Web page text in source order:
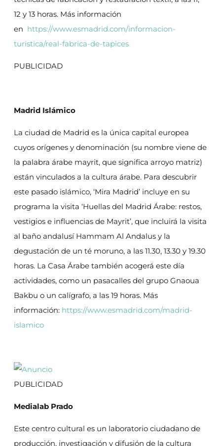
12 y 13 horas. Más información
en https://www.esmadrid.com/informacion-
turistica/real-fabrica-de-tapices
PUBLICIDAD
Madrid Islámico
La ciudad de Madrid es la única capital europea
cuyos orígenes y denominación (su nombre viene de
la palabra árabe mayrit, que significa arroyo matriz)
están vinculados a la cultura árabe. Para descubrir
este pasado islámico, ‘Mira Madrid’ incluye en su
programa la visita ‘Huellas del Madrid Árabe: restos,
vestigios e influencias de Mayrit’, que incluirá la visita
al baño andalusí Hammam Al Andalus y la
degustación de un té moruno, a las 11.30, 13.30 y 19.30
horas. La Casa Árabe también acogerá este día
actividades, como un pasacalles del grupo Gnaoua
Bakbu o un calígrafo, a las 19 horas. Más
información: https://www.esmadrid.com/madrid-
islamico
PUBLICIDAD
Medialab Prado
Este centro cultural es un laboratorio ciudadano de
producción, investigación y difusión de la cultura